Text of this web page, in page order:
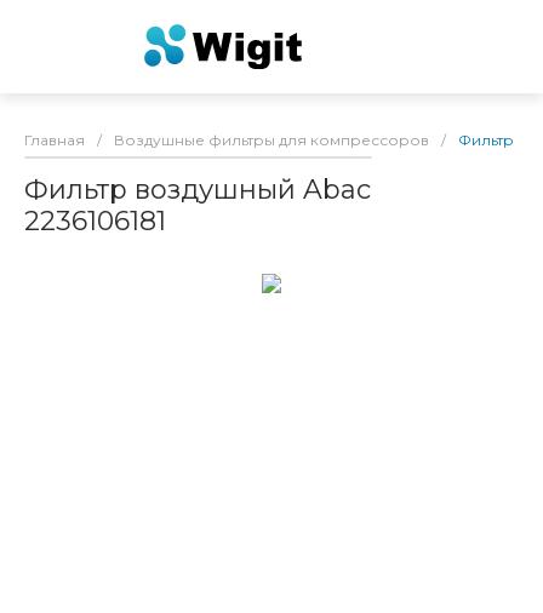
Главная / Воздушные фильтры для компрессоров / Фильтр
Фильтр воздушный Abac
2236106181